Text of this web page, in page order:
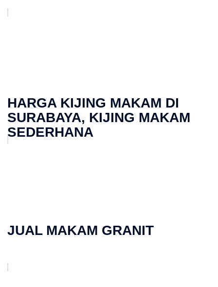
HARGA KIJING MAKAM DI
SURABAYA, KIJING MAKAM
SEDERHANA
JUAL MAKAM GRANIT